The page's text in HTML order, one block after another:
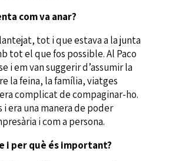
com va anar?
tot i que estava a la junta
tot el que fos possible. Al Paco
i em van suggerir d’assumir la
la feina, la família, viatges
complicat de compaginar-ho.
i era una manera de poder
i com a persona.
i per què és important?